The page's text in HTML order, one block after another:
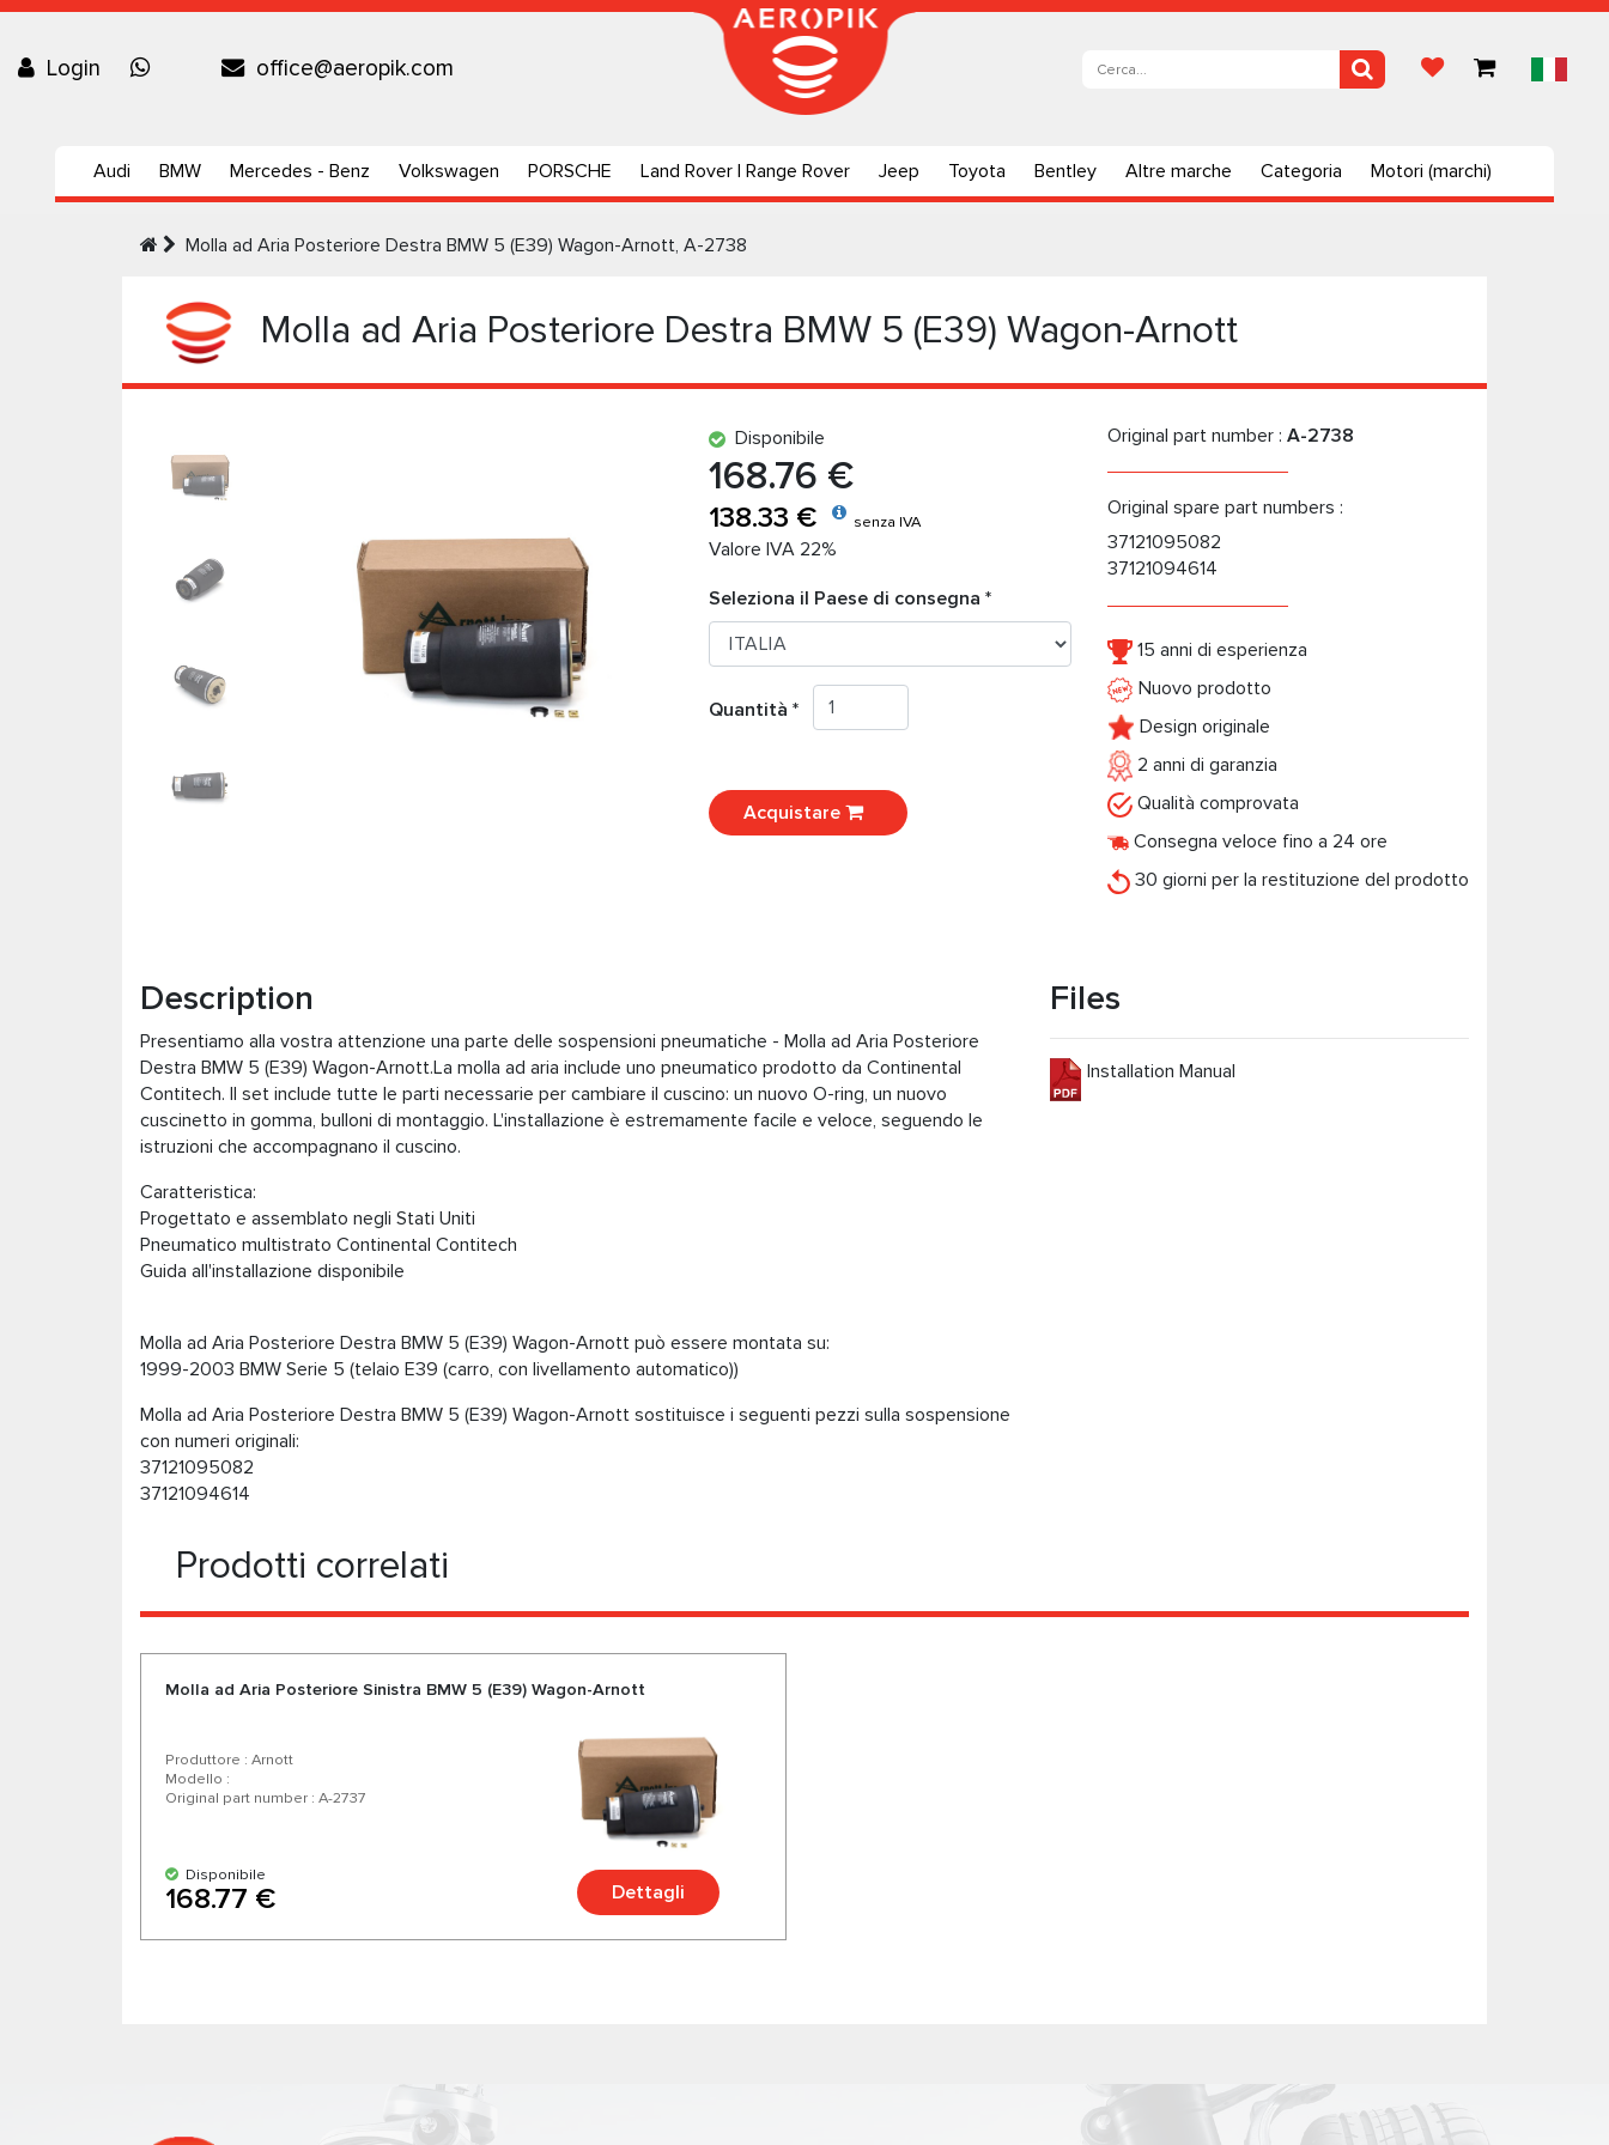
Login office@aeropik.com
Audi BMW Mercedes - Benz Volkswagen PORSCHE Land Rover | Range Rover Jeep Toyota Bentley Altre marche Categoria Motori (marchi)
Molla ad Aria Posteriore Destra BMW 5 (E39) Wagon-Arnott, A-2738
Molla ad Aria Posteriore Destra BMW 5 (E39) Wagon-Arnott
Disponibile
168.76 €
138.33 € senza IVA
Valore IVA 22%
Seleziona il Paese di consegna *
Quantità *
Acquistare
Original part number : A-2738
Original spare part numbers :
37121095082
37121094614
15 anni di esperienza
Nuovo prodotto
Design originale
2 anni di garanzia
Qualità comprovata
Consegna veloce fino a 24 ore
30 giorni per la restituzione del prodotto
Description
Presentiamo alla vostra attenzione una parte delle sospensioni pneumatiche - Molla ad Aria Posteriore
Destra BMW 5 (E39) Wagon-Arnott.La molla ad aria include uno pneumatico prodotto da Continental
Contitech. Il set include tutte le parti necessarie per cambiare il cuscino: un nuovo O-ring, un nuovo
cuscinetto in gomma, bulloni di montaggio. L'installazione è estremamente facile e veloce, seguendo le
istruzioni che accompagnano il cuscino.
Caratteristica:
Progettato e assemblato negli Stati Uniti
Pneumatico multistrato Continental Contitech
Guida all'installazione disponibile
Molla ad Aria Posteriore Destra BMW 5 (E39) Wagon-Arnott può essere montata su:
1999-2003 BMW Serie 5 (telaio E39 (carro, con livellamento automatico))
Molla ad Aria Posteriore Destra BMW 5 (E39) Wagon-Arnott sostituisce i seguenti pezzi sulla sospensione
con numeri originali:
37121095082
37121094614
Files
Installation Manual
Prodotti correlati
Molla ad Aria Posteriore Sinistra BMW 5 (E39) Wagon-Arnott
Produttore : Arnott
Modello :
Original part number : A-2737
Disponibile
168.77 € Dettagli